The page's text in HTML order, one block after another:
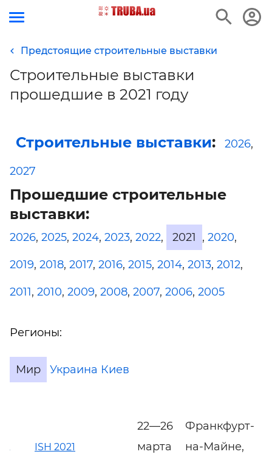
Предстоящие строительные выставки
Строительные выставки
прошедшие в 2021 году
Строительные выставки: 2026,
2027
Прошедшие строительные
выставки:
2026, 2025, 2024, 2023, 2022, 2021 , 2020,
2019, 2018, 2017, 2016, 2015, 2014, 2013, 2012,
2011, 2010, 2009, 2008, 2007, 2006, 2005
Регионы:
Мир Украина Киев
ISH 2021
22—26
марта
Франкфурт-
на-Майне,